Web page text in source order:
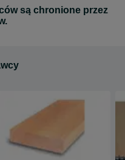
są chronione przez